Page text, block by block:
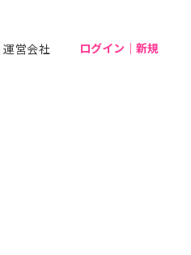
運営会社 ログイン｜新規